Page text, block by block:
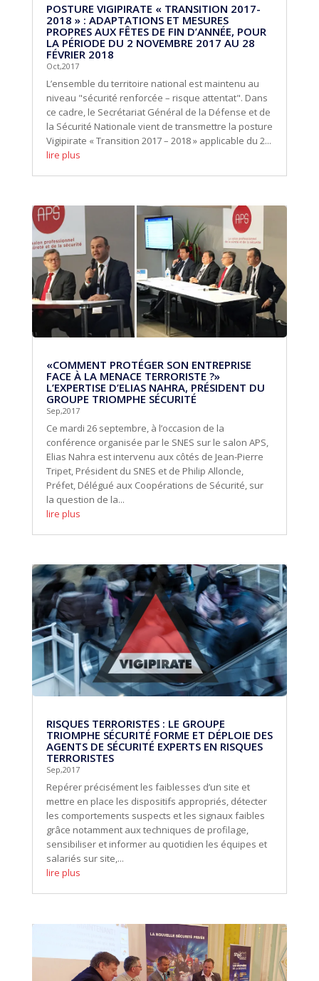
POSTURE VIGIPIRATE « TRANSITION 2017-
2018 » : ADAPTATIONS ET MESURES
PROPRES AUX FÊTES DE FIN D’ANNÉE, POUR
LA PÉRIODE DU 2 NOVEMBRE 2017 AU 28
FÉVRIER 2018
Oct,2017
L’ensemble du territoire national est maintenu au
niveau "sécurité renforcée – risque attentat". Dans
ce cadre, le Secrétariat Général de la Défense et de
la Sécurité Nationale vient de transmettre la posture
Vigipirate « Transition 2017 – 2018 » applicable du 2...
lire plus
«COMMENT PROTÉGER SON ENTREPRISE
FACE À LA MENACE TERRORISTE ?»
L’EXPERTISE D’ELIAS NAHRA, PRÉSIDENT DU
GROUPE TRIOMPHE SÉCURITÉ
Sep,2017
Ce mardi 26 septembre, à l’occasion de la
conférence organisée par le SNES sur le salon APS,
Elias Nahra est intervenu aux côtés de Jean-Pierre
Tripet, Président du SNES et de Philip Alloncle,
Préfet, Délégué aux Coopérations de Sécurité, sur
la question de la...
lire plus
RISQUES TERRORISTES : LE GROUPE
TRIOMPHE SÉCURITÉ FORME ET DÉPLOIE DES
AGENTS DE SÉCURITÉ EXPERTS EN RISQUES
TERRORISTES
Sep,2017
Repérer précisément les faiblesses d’un site et
mettre en place les dispositifs appropriés, détecter
les comportements suspects et les signaux faibles
grâce notamment aux techniques de profilage,
sensibiliser et informer au quotidien les équipes et
salariés sur site,...
lire plus